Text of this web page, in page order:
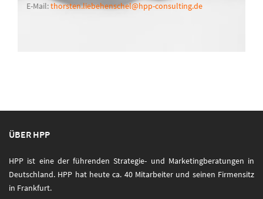
E-Mail:thorsten.liebehenschel@hpp-consulting.de
ÜBER HPP
HPP ist eine der führenden Strategie- und Marketingberatungen in
Deutschland. HPP hat heute ca. 40 Mitarbeiter und seinen Firmensitz
in Frankfurt.